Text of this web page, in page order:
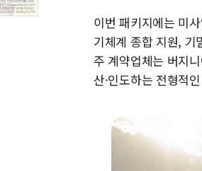
이번 패키지에는 미
기체계 종합 지원, 기
주 계약업체는 버지
산·인도하는 전형적